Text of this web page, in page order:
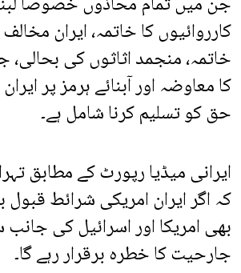
کارروائیوں کا خاتمہ، ایران
خاتمہ، منجمد اثاثوں کی
کا معاوضہ اور آبنائے ہرمز پر
حق کو تسلیم کرنا شامل ہے۔
ایرانی میڈیا رپورٹ کے مطابق
کہ اگر ایران امریکی شرائط
بھی امریکا اور اسرائیل کی
جارحیت کا خطرہ برقرار رہے گا۔